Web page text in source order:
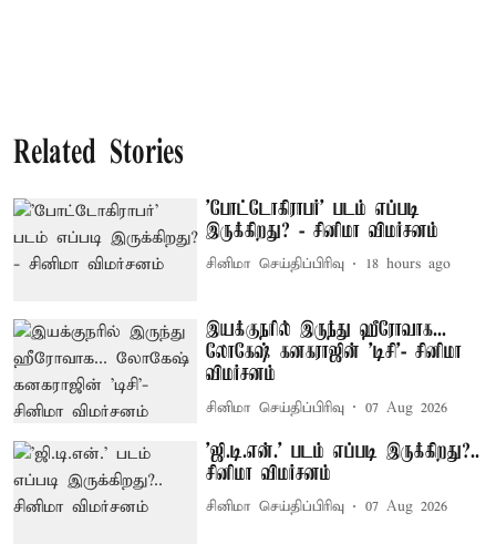
Related Stories
'போட்டோகிராபர்' படம் எப்படி
இருக்கிறது? - சினிமா விமர்சனம்
சினிமா செய்திப்பிரிவு 18 hours ago
இயக்குநரில் இருந்து ஹீரோவாக...
லோகேஷ் கனகராஜின் 'டிசி'- சினிமா
விமர்சனம்
சினிமா செய்திப்பிரிவு 07 Aug 2026
'ஜி.டி.என்.' படம் எப்படி இருக்கிறது?..
சினிமா விமர்சனம்
சினிமா செய்திப்பிரிவு 07 Aug 2026